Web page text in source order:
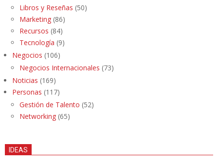
Libros y Reseñas (50)
Marketing (86)
Recursos (84)
Tecnología (9)
Negocios (106)
Negocios Internacionales (73)
Noticias (169)
Personas (117)
Gestión de Talento (52)
Networking (65)
IDEAS